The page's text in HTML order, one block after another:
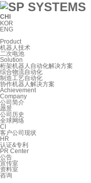
CHI
KOR
ENG
Product
机器人技术
二次电池
Solution
桁架机器人自动化解决方案
综合物流自动化
制造工艺自动化
协作机器人解决方案
Achievement
Company
公司简介
愿景
公司历史
全球网络
CI
客户公司现状
HR
认证&专利
PR Center
公告
宣传室
资料室
咨询